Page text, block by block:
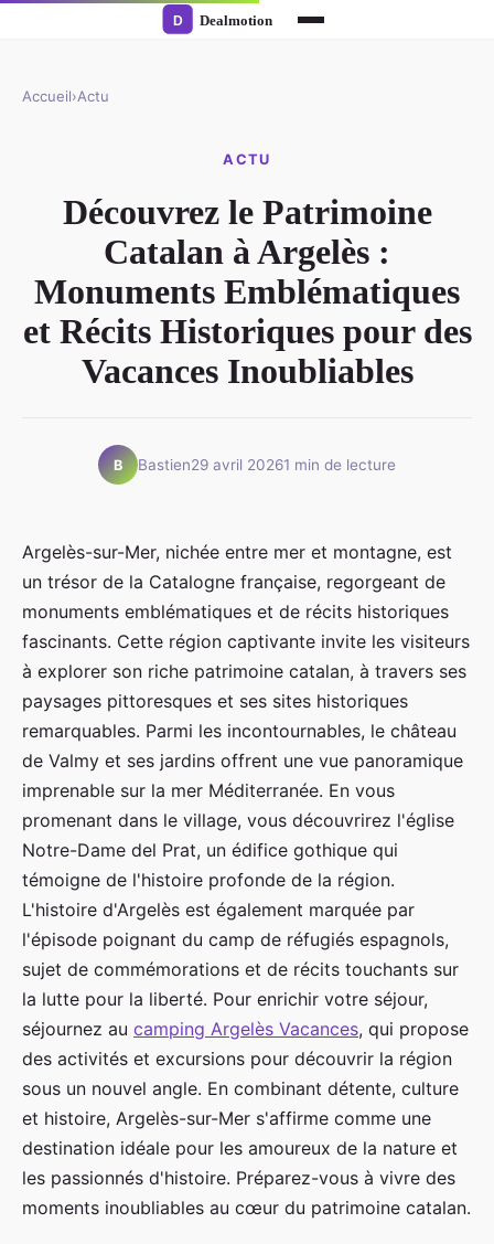
Accueil›Actu
ACTU
Découvrez le Patrimoine
Catalan à Argelès :
Monuments Emblématiques
et Récits Historiques pour des
Vacances Inoubliables
B Bastien29 avril 20261 min de lecture
Argelès-sur-Mer, nichée entre mer et montagne, est
un trésor de la Catalogne française, regorgeant de
monuments emblématiques et de récits historiques
fascinants. Cette région captivante invite les visiteurs
à explorer son riche patrimoine catalan, à travers ses
paysages pittoresques et ses sites historiques
remarquables. Parmi les incontournables, le château
de Valmy et ses jardins offrent une vue panoramique
imprenable sur la mer Méditerranée. En vous
promenant dans le village, vous découvrirez l'église
Notre-Dame del Prat, un édifice gothique qui
témoigne de l'histoire profonde de la région.
L'histoire d'Argelès est également marquée par
l'épisode poignant du camp de réfugiés espagnols,
sujet de commémorations et de récits touchants sur
la lutte pour la liberté. Pour enrichir votre séjour,
séjournez au camping Argelès Vacances, qui propose
des activités et excursions pour découvrir la région
sous un nouvel angle. En combinant détente, culture
et histoire, Argelès-sur-Mer s'affirme comme une
destination idéale pour les amoureux de la nature et
les passionnés d'histoire. Préparez-vous à vivre des
moments inoubliables au cœur du patrimoine catalan.